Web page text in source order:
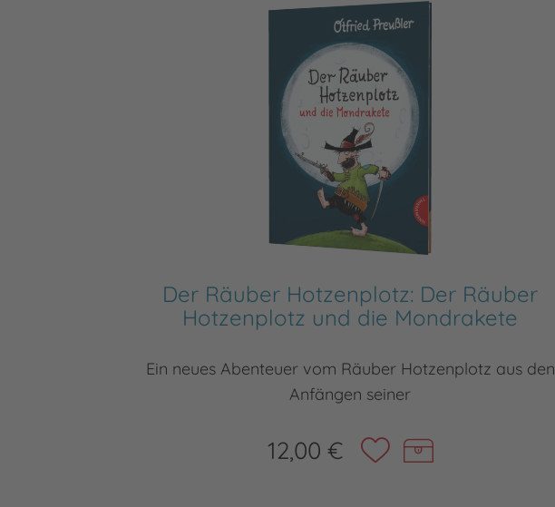
Der Räuber Hotzenplotz: Der Räuber
Hotzenplotz und die Mondrakete
Ein neues Abenteuer vom Räuber Hotzenplotz aus den
Anfängen seiner
12,00 €